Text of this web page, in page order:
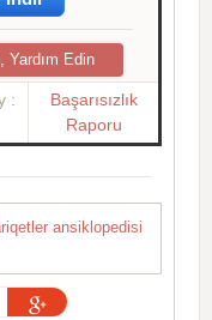
Edin
:
Başarısızlık
Raporu
ansiklopedisi